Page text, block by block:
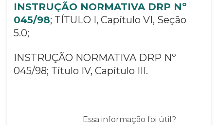
INSTRUÇÃO NORMATIVA DRP Nº
045/98; TÍTULO I, Capítulo VI, Seção
5.0;
INSTRUÇÃO NORMATIVA DRP Nº
045/98; Título IV, Capítulo III.
Essa informação foi útil?